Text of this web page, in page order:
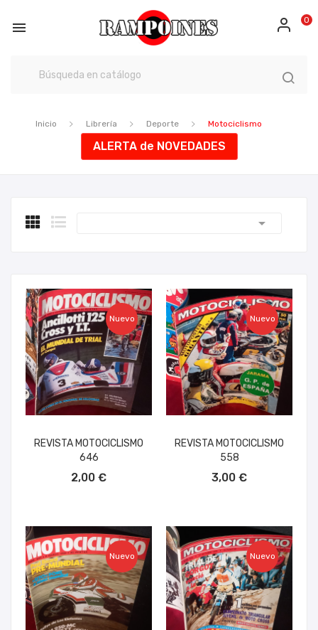
 0
Inicio Librería Deporte Motociclismo
ALERTA de NOVEDADES

Nuevo
REVISTA MOTOCICLISMO
646
2,00 €
Nuevo
REVISTA MOTOCICLISMO
558
3,00 €
Nuevo Nuevo